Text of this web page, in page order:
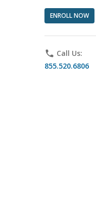
ENROLL NOW
phone Call Us:
855.520.6806